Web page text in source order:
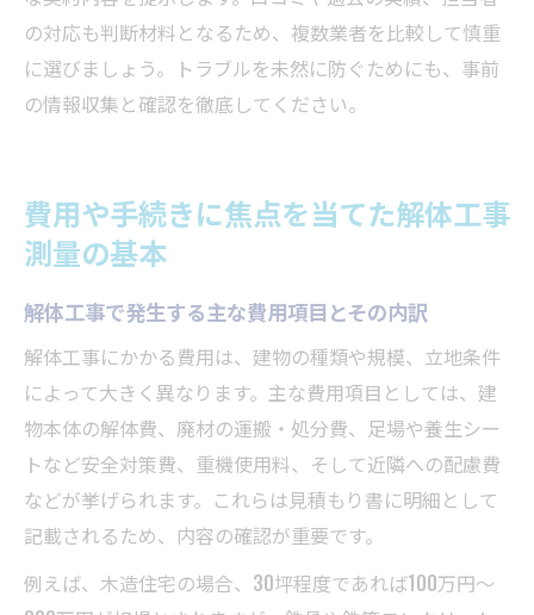
の対応も判断材料となるため、複数業者を比較して慎重
に選びましょう。トラブルを未然に防ぐためにも、事前
の情報収集と確認を徹底してください。
費用や手続きに焦点を当てた解体工事
測量の基本
解体工事で発生する主な費用項目とその内訳
解体工事にかかる費用は、建物の種類や規模、立地条件
によって大きく異なります。主な費用項目としては、建
物本体の解体費、廃材の運搬・処分費、足場や養生シー
トなど安全対策費、重機使用料、そして近隣への配慮費
などが挙げられます。これらは見積もり書に明細として
記載されるため、内容の確認が重要です。
例えば、木造住宅の場合、30坪程度であれば100万円〜